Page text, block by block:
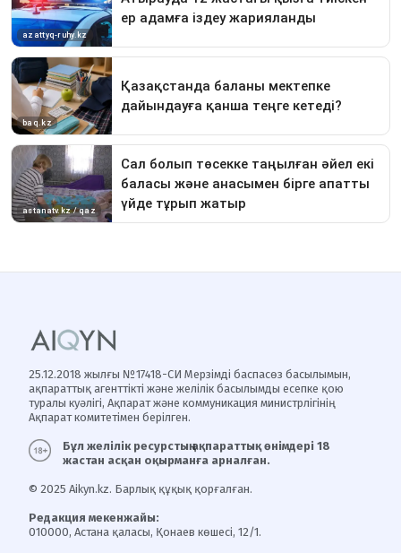
25.12.2018 жылғы №17418-СИ Мерзімді баспасөз басылымын,
ақпараттық агенттікті және желілік басылымды есепке қою
туралы куәлігі, Ақпарат және коммуникация министрлігінің
Ақпарат комитетімен берілген.
Бұл желілік ресурстың ақпараттық өнімдері 18
жастан асқан оқырманға арналған.
© 2025 Aikyn.kz. Барлық құқық қорғалған.
Редакция мекенжайы:
010000, Астана қаласы, Қонаев көшесі, 12/1.